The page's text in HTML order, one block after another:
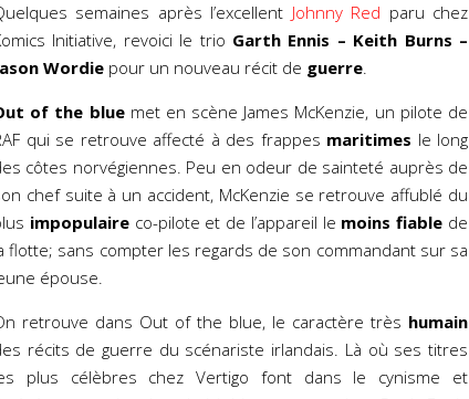
semaines après l’excellent Johnny Red paru chez
Initiative, revoici le trio Garth Ennis – Keith Burns –
Wordie pour un nouveau récit de guerre.
of the bluemet en scène James McKenzie, un pilote de
qui se retrouve affecté à des frappes maritimes le long
côtes norvégiennes. Peu en odeur de sainteté auprès de
chef suite à un accident, McKenzie se retrouve affublé du
impopulaireco-pilote et de l’appareil le moins fiable de
flotte; sans compter les regards de son commandant sur sa
épouse.
retrouve dans Out of the blue, le caractère très humain
récits de guerre du scénariste irlandais. Là où ses titres
plus célèbres chez Vertigo font dans le cynisme et